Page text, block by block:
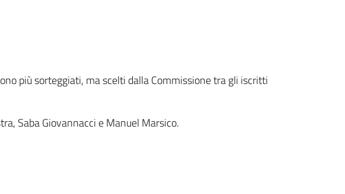
più sorteggiati, ma scelti dalla Commissione tra gli iscritti
Saba Giovannacci e Manuel Marsico.